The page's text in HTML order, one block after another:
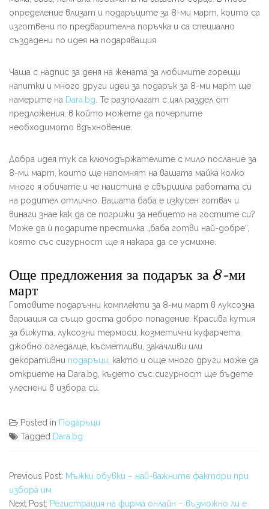
определение влизат и подаръците за 8-ми март, които са
изготвени по предварителна поръчка и са специално
създадени по идея на подаряващия.
Чаша с надпис за деня на жената за любимите горещи
напитки и много други идеи за подарък за 8-ми март ще
намерите на Dara.bg . Те разполагат с цял раздел от
предложения, в който можете да почерпите
необходимото вдъхновение.
Добра идея тук са ключодържателите с мило послание за
8-ми март, които ще напомнят на вашата майка колко
много я обичате и че наистина е свършила работата си
на родител отлично. Вашата баба е изкусен готвач и
винаги знае как да се погрижи за небцето на гостите си?
Може да ѝ подарите престилка „баба готви най-добре“,
която със сигурност ще я накара да се усмихне.
Още предложения за подарък за 8-ми
март
Готовите подаръчни комплекти за 8-ми март в луксозна
вариация са също доста добро попадение. Красива кутия
за бижута, луксозни термоси, козметични куфарчета,
джобно огледалце, късметливи, закачливи или
декоративни подаръци , както и още много други може да
откриете на Dara.bg, където със сигурност ще бъдете
улеснени в избора си.
Posted in Подаръци
Tagged Dara.bg
Previous Post: Мъжки обувки – най-важните фактори при
избора им
Next Post: Регистрация на фирма онлайн – възможно ли е